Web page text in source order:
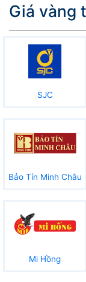
Giá vàng
SJC
Bảo Tín Minh Châu
Mi Hồng